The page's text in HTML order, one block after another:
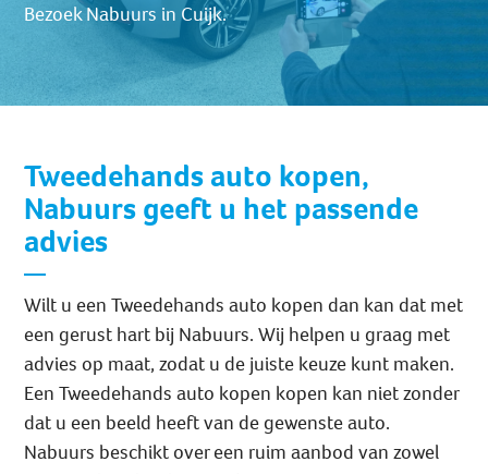
Bezoek Nabuurs in Cuijk.
Tweedehands auto kopen,
Nabuurs geeft u het passende
advies
Wilt u een Tweedehands auto kopen dan kan dat met
een gerust hart bij Nabuurs. Wij helpen u graag met
advies op maat, zodat u de juiste keuze kunt maken.
Een Tweedehands auto kopen kopen kan niet zonder
dat u een beeld heeft van de gewenste auto.
Nabuurs beschikt over een ruim aanbod van zowel